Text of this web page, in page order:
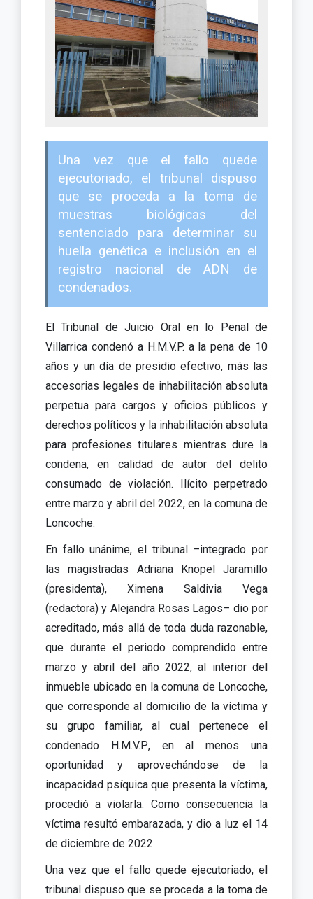
Una vez que el fallo quede
ejecutoriado, el tribunal dispuso
que se proceda a la toma de
muestras biológicas del
sentenciado para determinar su
huella genética e inclusión en el
registro nacional de ADN de
condenados.
El Tribunal de Juicio Oral en lo Penal de
Villarrica condenó a H.M.V.P. a la pena de 10
años y un día de presidio efectivo, más las
accesorias legales de inhabilitación absoluta
perpetua para cargos y oficios públicos y
derechos políticos y la inhabilitación absoluta
para profesiones titulares mientras dure la
condena, en calidad de autor del delito
consumado de violación. Ilícito perpetrado
entre marzo y abril del 2022, en la comuna de
Loncoche.
En fallo unánime, el tribunal –integrado por
las magistradas Adriana Knopel Jaramillo
(presidenta), Ximena Saldivia Vega
(redactora) y Alejandra Rosas Lagos– dio por
acreditado, más allá de toda duda razonable,
que durante el periodo comprendido entre
marzo y abril del año 2022, al interior del
inmueble ubicado en la comuna de Loncoche,
que corresponde al domicilio de la víctima y
su grupo familiar, al cual pertenece el
condenado H.M.V.P., en al menos una
oportunidad y aprovechándose de la
incapacidad psíquica que presenta la víctima,
procedió a violarla. Como consecuencia la
víctima resultó embarazada, y dio a luz el 14
de diciembre de 2022.
Una vez que el fallo quede ejecutoriado, el
tribunal dispuso que se proceda a la toma de